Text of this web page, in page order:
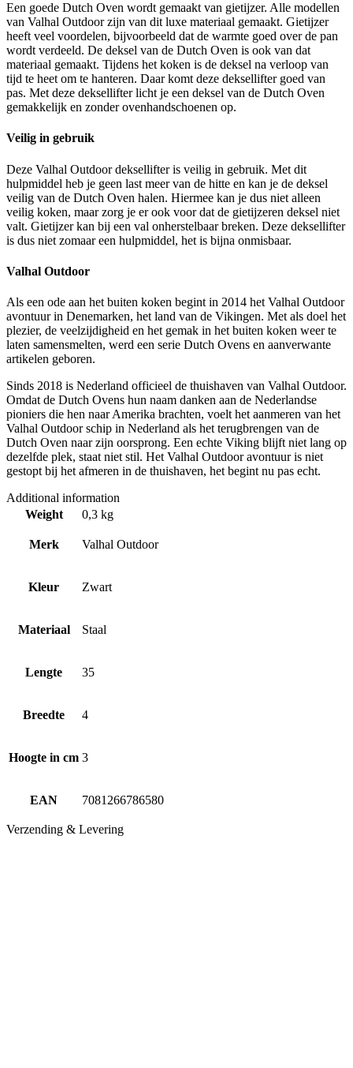
Een goede Dutch Oven wordt gemaakt van gietijzer. Alle modellen
van Valhal Outdoor zijn van dit luxe materiaal gemaakt. Gietijzer
heeft veel voordelen, bijvoorbeeld dat de warmte goed over de pan
wordt verdeeld. De deksel van de Dutch Oven is ook van dat
materiaal gemaakt. Tijdens het koken is de deksel na verloop van
tijd te heet om te hanteren. Daar komt deze deksellifter goed van
pas. Met deze deksellifter licht je een deksel van de Dutch Oven
gemakkelijk en zonder ovenhandschoenen op.
Veilig in gebruik
Deze Valhal Outdoor deksellifter is veilig in gebruik. Met dit
hulpmiddel heb je geen last meer van de hitte en kan je de deksel
veilig van de Dutch Oven halen. Hiermee kan je dus niet alleen
veilig koken, maar zorg je er ook voor dat de gietijzeren deksel niet
valt. Gietijzer kan bij een val onherstelbaar breken. Deze deksellifter
is dus niet zomaar een hulpmiddel, het is bijna onmisbaar.
Valhal Outdoor
Als een ode aan het buiten koken begint in 2014 het Valhal Outdoor
avontuur in Denemarken, het land van de Vikingen. Met als doel het
plezier, de veelzijdigheid en het gemak in het buiten koken weer te
laten samensmelten, werd een serie Dutch Ovens en aanverwante
artikelen geboren.
Sinds 2018 is Nederland officieel de thuishaven van Valhal Outdoor.
Omdat de Dutch Ovens hun naam danken aan de Nederlandse
pioniers die hen naar Amerika brachten, voelt het aanmeren van het
Valhal Outdoor schip in Nederland als het terugbrengen van de
Dutch Oven naar zijn oorsprong. Een echte Viking blijft niet lang op
dezelfde plek, staat niet stil. Het Valhal Outdoor avontuur is niet
gestopt bij het afmeren in de thuishaven, het begint nu pas echt.
Additional information
Weight
0,3 kg
Merk Valhal Outdoor
Kleur Zwart
Materiaal Staal
Lengte 35
Breedte 4
Hoogte in cm 3
EAN 7081266786580
Verzending & Levering